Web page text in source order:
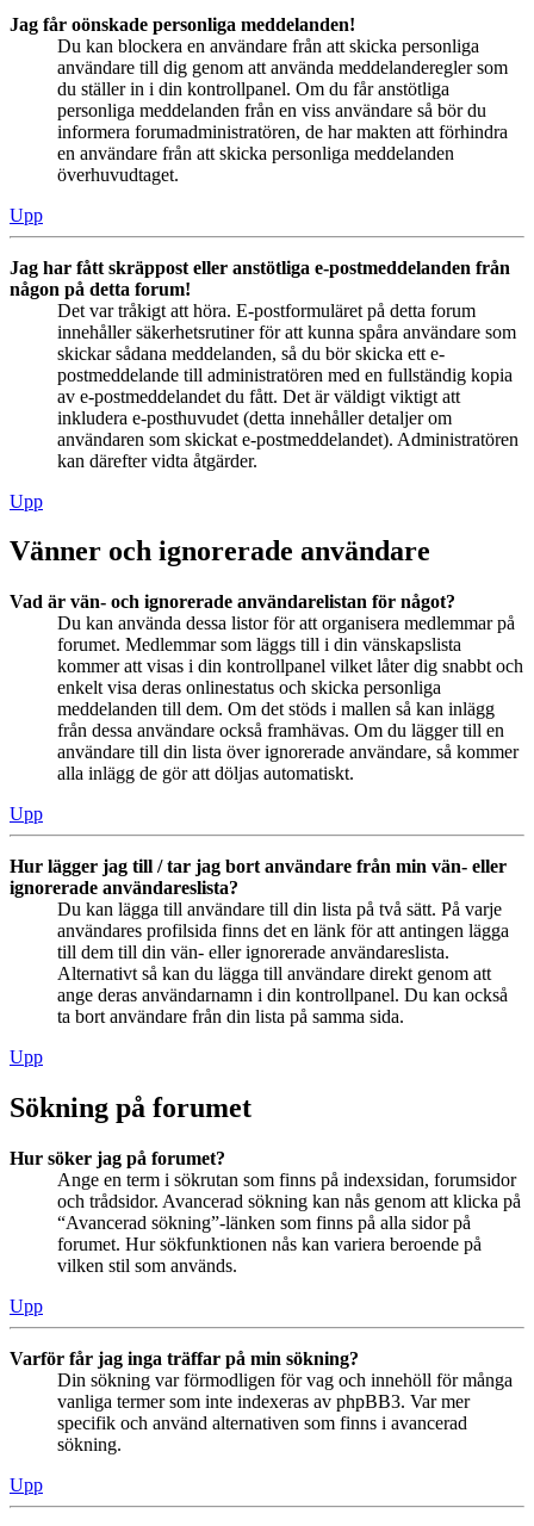
Jag får oönskade personliga meddelanden!
Du kan blockera en användare från att skicka personliga
användare till dig genom att använda meddelanderegler som
du ställer in i din kontrollpanel. Om du får anstötliga
personliga meddelanden från en viss användare så bör du
informera forumadministratören, de har makten att förhindra
en användare från att skicka personliga meddelanden
överhuvudtaget.
Upp
Jag har fått skräppost eller anstötliga e-postmeddelanden från
någon på detta forum!
Det var tråkigt att höra. E-postformuläret på detta forum
innehåller säkerhetsrutiner för att kunna spåra användare som
skickar sådana meddelanden, så du bör skicka ett e-
postmeddelande till administratören med en fullständig kopia
av e-postmeddelandet du fått. Det är väldigt viktigt att
inkludera e-posthuvudet (detta innehåller detaljer om
användaren som skickat e-postmeddelandet). Administratören
kan därefter vidta åtgärder.
Upp
Vänner och ignorerade användare
Vad är vän- och ignorerade användarelistan för något?
Du kan använda dessa listor för att organisera medlemmar på
forumet. Medlemmar som läggs till i din vänskapslista
kommer att visas i din kontrollpanel vilket låter dig snabbt och
enkelt visa deras onlinestatus och skicka personliga
meddelanden till dem. Om det stöds i mallen så kan inlägg
från dessa användare också framhävas. Om du lägger till en
användare till din lista över ignorerade användare, så kommer
alla inlägg de gör att döljas automatiskt.
Upp
Hur lägger jag till / tar jag bort användare från min vän- eller
ignorerade användareslista?
Du kan lägga till användare till din lista på två sätt. På varje
användares profilsida finns det en länk för att antingen lägga
till dem till din vän- eller ignorerade användareslista.
Alternativt så kan du lägga till användare direkt genom att
ange deras användarnamn i din kontrollpanel. Du kan också
ta bort användare från din lista på samma sida.
Upp
Sökning på forumet
Hur söker jag på forumet?
Ange en term i sökrutan som finns på indexsidan, forumsidor
och trådsidor. Avancerad sökning kan nås genom att klicka på
“Avancerad sökning”-länken som finns på alla sidor på
forumet. Hur sökfunktionen nås kan variera beroende på
vilken stil som används.
Upp
Varför får jag inga träffar på min sökning?
Din sökning var förmodligen för vag och innehöll för många
vanliga termer som inte indexeras av phpBB3. Var mer
specifik och använd alternativen som finns i avancerad
sökning.
Upp